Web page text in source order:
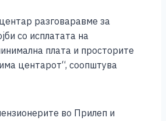
разговаравме за
со исплатата на
плата и просторите
центарот“, соопштува
во Прилеп и